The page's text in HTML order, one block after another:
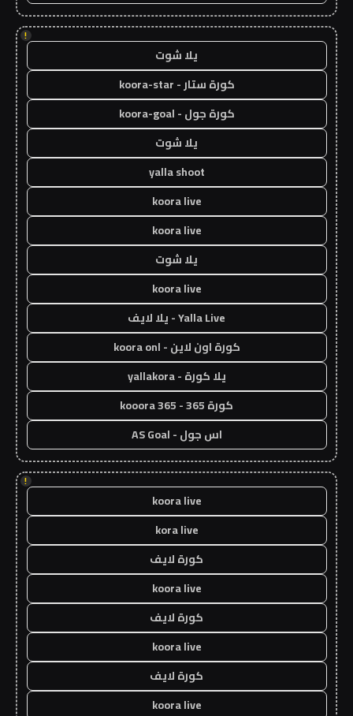
!
يلا شوت
كورة ستار - koora-star
كورة جول - koora-goal
يلا شوت
yalla shoot
koora live
koora live
يلا شوت
koora live
Yalla Live - يلا لايف
كورة اون لاين - koora onl
يلا كورة - yallakora
كورة 365 - kooora 365
اس جول - AS Goal
!
koora live
kora live
كورة لايف
koora live
كورة لايف
koora live
كورة لايف
koora live